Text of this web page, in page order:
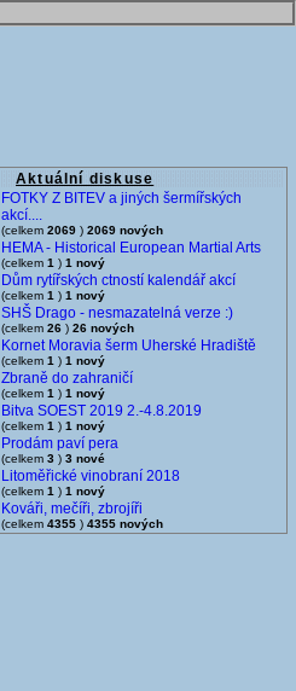
Aktuální diskuse
FOTKY Z BITEV a jiných šermířských
akcí....
(celkem 2069 ) 2069 nových
HEMA - Historical European Martial Arts
(celkem 1 ) 1 nový
Dům rytířských ctností kalendář akcí
(celkem 1 ) 1 nový
SHŠ Drago - nesmazatelná verze :)
(celkem 26 ) 26 nových
Kornet Moravia šerm Uherské Hradiště
(celkem 1 ) 1 nový
Zbraně do zahraničí
(celkem 1 ) 1 nový
Bitva SOEST 2019 2.-4.8.2019
(celkem 1 ) 1 nový
Prodám paví pera
(celkem 3 ) 3 nové
Litoměřické vinobraní 2018
(celkem 1 ) 1 nový
Kováři, mečíři, zbrojíři
(celkem 4355 ) 4355 nových